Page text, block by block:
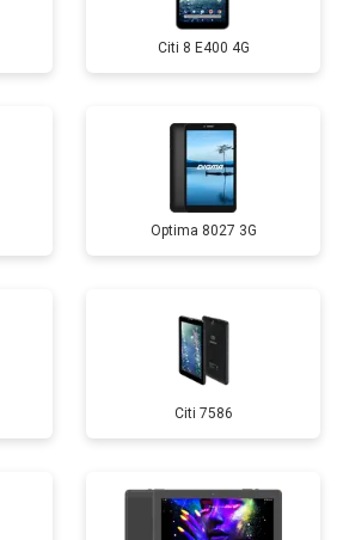
Citi 8 E400 4G
Optima 8027 3G
Citi 7586